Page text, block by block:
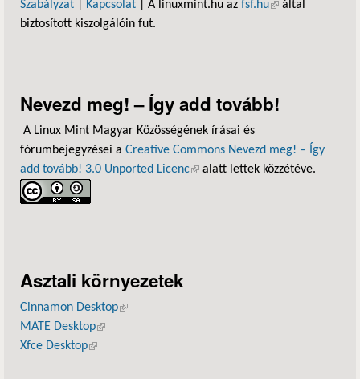
Szabályzat
Kapcsolat | A linuxmint.hu az fsf.hu(külső hivatkozás)
által
biztosított kiszolgálóin fut.
Nevezd meg! – Így add tovább!
A Linux Mint Magyar Közösségének írásai és
fórumbejegyzései a Creative Commons Nevezd meg! – Így
add tovább! 3.0 Unported Licenc(külső hivatkozás)
alatt lettek közzétéve.
Asztali környezetek
Cinnamon Desktop(külső hivatkozás)
MATE Desktop(külső hivatkozás)
Xfce Desktop(külső hivatkozás)